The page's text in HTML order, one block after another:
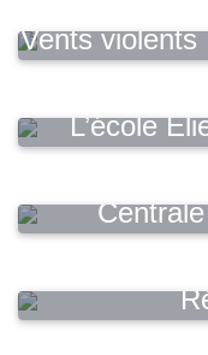
Vents violents
L’école